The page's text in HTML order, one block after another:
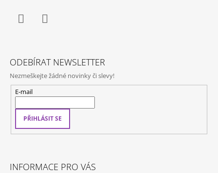
ODEBÍRAT NEWSLETTER
Nezmeškejte žádné novinky či slevy!
E-mail
PŘIHLÁSIT SE
INFORMACE PRO VÁS